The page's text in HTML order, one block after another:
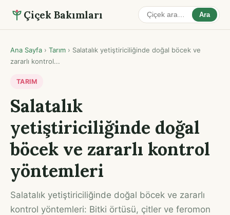
Çiçek Bakımları Ara
Ana Sayfa › Tarım › Salatalık yetiştiriciliğinde doğal böcek ve
zararlı kontrol...
TARIM
Salatalık
yetiştiriciliğinde doğal
böcek ve zararlı kontrol
yöntemleri
Salatalık yetiştiriciliğinde doğal böcek ve zararlı
kontrol yöntemleri: Bitki örtüsü, çitler ve feromon